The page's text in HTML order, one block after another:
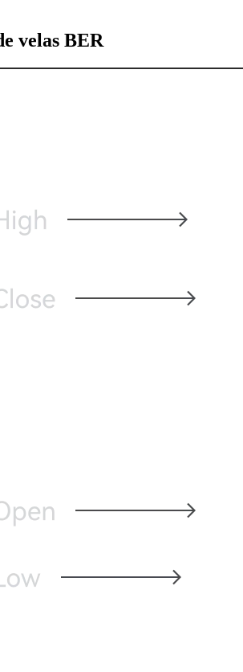
velas BER